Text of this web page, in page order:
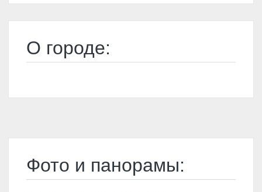
О городе:
Фото и панорамы: